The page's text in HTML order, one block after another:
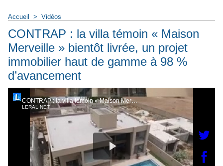
Accueil > Vidéos
CONTRAP : la villa témoin « Maison
Merveille » bientôt livrée, un projet
immobilier haut de gamme à 98 %
d’avancement